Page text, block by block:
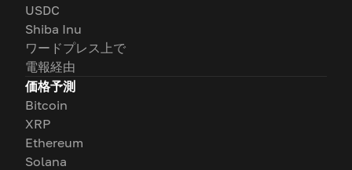
USDC
Shiba Inu
ワードプレス上で
電報経由
価格予測
Bitcoin
XRP
Ethereum
Solana